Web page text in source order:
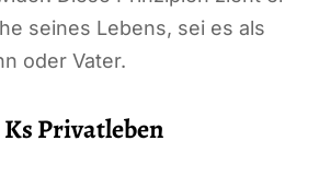
seines Lebens, sei es als
oder Vater.
Privatleben